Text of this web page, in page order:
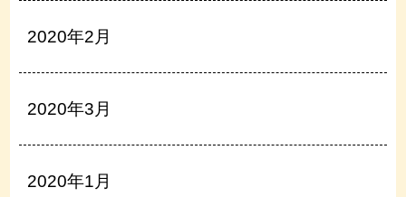
2020年2月
2020年3月
2020年1月